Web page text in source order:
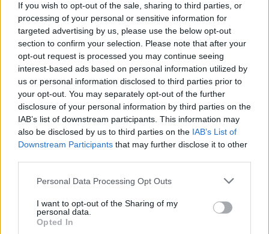
If you wish to opt-out of the sale, sharing to third parties, or
processing of your personal or sensitive information for
targeted advertising by us, please use the below opt-out
section to confirm your selection. Please note that after your
opt-out request is processed you may continue seeing
interest-based ads based on personal information utilized by
us or personal information disclosed to third parties prior to
your opt-out. You may separately opt-out of the further
disclosure of your personal information by third parties on the
IAB’s list of downstream participants. This information may
also be disclosed by us to third parties on the IAB’s List of
Downstream Participants that may further disclose it to other
Please note that this website/app uses one or more Google
not limited to your visit or usage behaviour. You may click to
grant or deny consent to Google and its third-party tags to
use your data for below specified purposes in below Google
Personal Data Processing Opt Outs
I want to opt-out of the Sharing of my
personal data.
Opted In
Continua a leggere
NEWS